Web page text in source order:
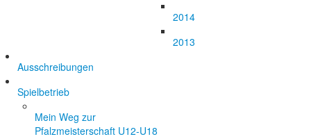
2014
2013
Ausschreibungen
Spielbetrieb
Mein Weg zur
Pfalzmeisterschaft U12-U18